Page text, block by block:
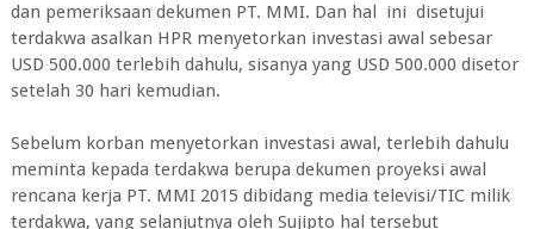
dan pemeriksaan dekumen PT. MMI. Dan hal ini disetujui
terdakwa asalkan HPR menyetorkan investasi awal sebesar
USD 500.000 terlebih dahulu, sisanya yang USD 500.000 disetor
setelah 30 hari kemudian.
Sebelum korban menyetorkan investasi awal, terlebih dahulu
meminta kepada terdakwa berupa dekumen proyeksi awal
rencana kerja PT. MMI 2015 dibidang media televisi/TIC milik
terdakwa, yang selanjutnya oleh Sujipto hal tersebut